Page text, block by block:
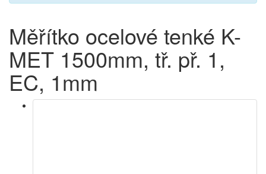
Měřítko ocelové tenké K-
MET 1500mm, tř. př. 1,
EC, 1mm